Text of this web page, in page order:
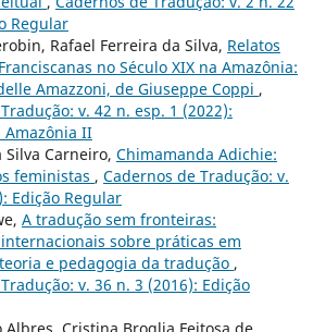
Regular
Rafael Ferreira da Silva, Relatos
no Século XIX na Amazônia:
Amazzoni, de Giuseppe Coppi ,
v. 42 n. esp. 1 (2022):
Amazônia II
Silva Carneiro, Chimamanda Adichie:
feministas , Cadernos de Tradução: v.
Edição Regular
A tradução sem fronteiras:
sobre práticas em
e pedagogia da tradução ,
v. 36 n. 3 (2016): Edição